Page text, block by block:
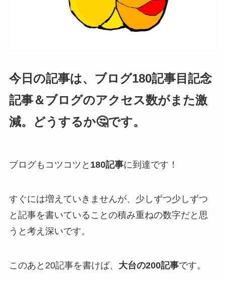
今日の記事は、ブログ180記事目記念
記事＆ブログのアクセス数がまた激
減。どうするか🤔です。
ブログもコツコツと 180記事に到達です！
すぐには増えていきませんが、少しずつ少しずつ
と記事を書いていることの積み重ねの数字だと思
うと考え深いです。
このあと20記事を書けば、 大台の200記事です。